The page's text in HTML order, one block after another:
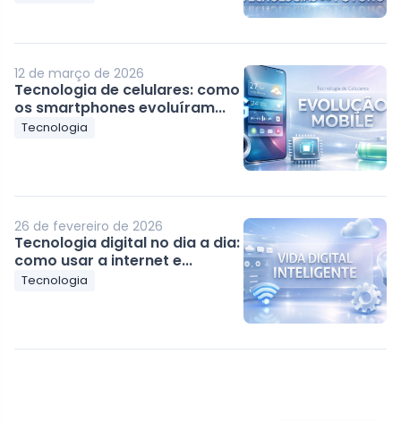
12 de março de 2026
Tecnologia de celulares: como
os smartphones evoluíram...
Tecnologia
26 de fevereiro de 2026
Tecnologia digital no dia a dia:
como usar a internet e...
Tecnologia